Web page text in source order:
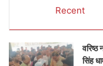
Recent
वरिष्ठ
सिंह